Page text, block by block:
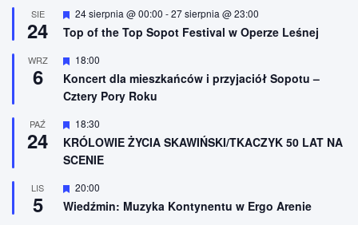
e
ż
n
o
n
e
SIE
24
W
r
ż
n
o
e
24 sierpnia @ 00:00 -27 sierpnia @ 23:00
Top of the Top Sopot Festival w Operze Leśnej
WRZ
6
W
r
ó
n
i
o
n
18:00
Koncert dla mieszkańców i przyjaciół Sopotu –
Cztery Pory Roku
PAŹ
24
W
y
r
ó
n
i
o
18:30
KRÓLOWIE ŻYCIA SKAWIŃSKI/TKACZYK 50 LAT NA
SCENIE
LIS
5
W
y
r
20:00
Wiedźmin: Muzyka Kontynentu w Ergo Arenie